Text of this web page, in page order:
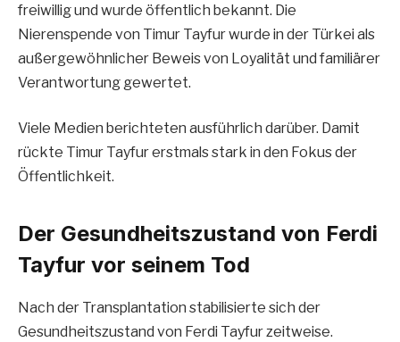
freiwillig und wurde öffentlich bekannt. Die
Nierenspende von Timur Tayfur wurde in der Türkei als
außergewöhnlicher Beweis von Loyalität und familiärer
Verantwortung gewertet.
Viele Medien berichteten ausführlich darüber. Damit
rückte Timur Tayfur erstmals stark in den Fokus der
Öffentlichkeit.
Der Gesundheitszustand von Ferdi
Tayfur vor seinem Tod
Nach der Transplantation stabilisierte sich der
Gesundheitszustand von Ferdi Tayfur zeitweise.